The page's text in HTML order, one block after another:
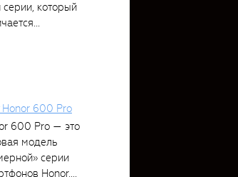
серии, который
Honor 600 Pro
600 Pro — это
модель
серии
Honor,...